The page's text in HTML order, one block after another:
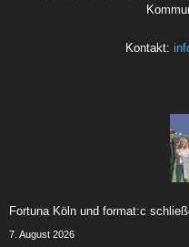
Kontakt:
Fortuna Köln und format:c
7. August 2026